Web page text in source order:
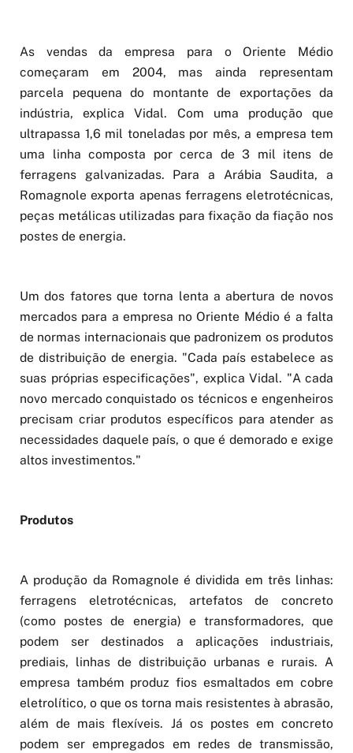
As vendas da empresa para o Oriente Médio
começaram em 2004, mas ainda representam
parcela pequena do montante de exportações da
indústria, explica Vidal. Com uma produção que
ultrapassa 1,6 mil toneladas por mês, a empresa tem
uma linha composta por cerca de 3 mil itens de
ferragens galvanizadas. Para a Arábia Saudita, a
Romagnole exporta apenas ferragens eletrotécnicas,
peças metálicas utilizadas para fixação da fiação nos
postes de energia.
Um dos fatores que torna lenta a abertura de novos
mercados para a empresa no Oriente Médio é a falta
de normas internacionais que padronizem os produtos
de distribuição de energia. "Cada país estabelece as
suas próprias especificações", explica Vidal. "A cada
novo mercado conquistado os técnicos e engenheiros
precisam criar produtos específicos para atender as
necessidades daquele país, o que é demorado e exige
altos investimentos."
Produtos
A produção da Romagnole é dividida em três linhas:
ferragens eletrotécnicas, artefatos de concreto
(como postes de energia) e transformadores, que
podem ser destinados a aplicações industriais,
prediais, linhas de distribuição urbanas e rurais. A
empresa também produz fios esmaltados em cobre
eletrolítico, o que os torna mais resistentes à abrasão,
além de mais flexíveis. Já os postes em concreto
podem ser empregados em redes de transmissão,